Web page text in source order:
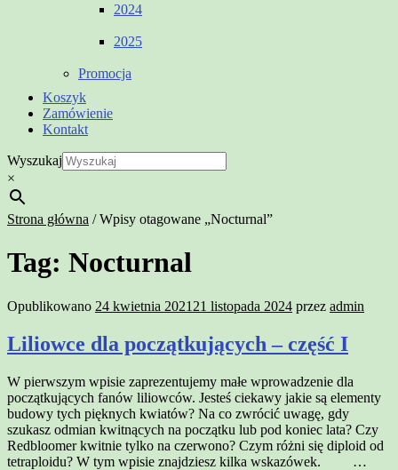
2024
2025
Promocja
Koszyk
Zamówienie
Kontakt
Wyszukaj
×
Strona główna /Wpisy otagowane „Nocturnal”
Tag: Nocturnal
Opublikowano 24 kwietnia 2021 21 listopada 2024 przez admin
Liliowce dla początkujących – część I
W pierwszym wpisie zaprezentujemy małe wprowadzenie dla
początkujących fanów liliowców. Jesteś ciekawy jakie są elementy
budowy tych pięknych kwiatów? Na co zwrócić uwagę, gdy
szukasz odmian kwitnących na początku lub pod koniec lata? Czy
Redbloomer kwitnie tylko na czerwono? Czym różni się diploid od
tetraploidu? W tym wpisie znajdziesz kilka wskazówek. …